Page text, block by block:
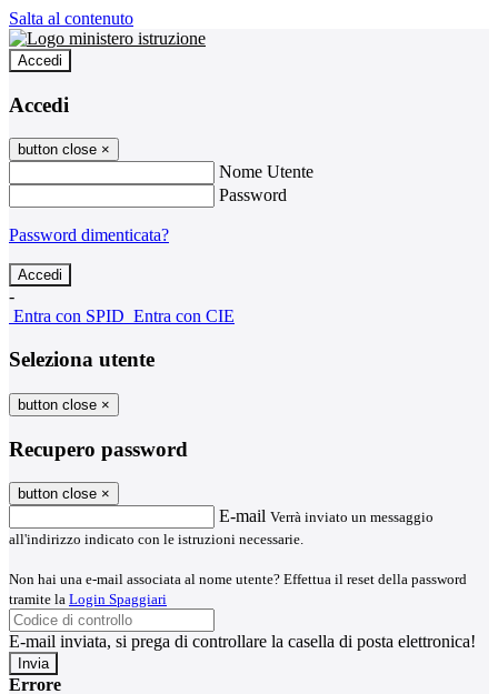
Salta al contenuto
Accedi
Accedi
button close ×
Nome Utente
Password
Password dimenticata?
-
Entra con SPID Entra con CIE
Seleziona utente
button close ×
Recupero password
button close ×
E-mail Verrà inviato un messaggio
all'indirizzo indicato con le istruzioni necessarie.
Non hai una e-mail associata al nome utente? Effettua il reset della password
tramite la Login Spaggiari
E-mail inviata, si prega di controllare la casella di posta elettronica!
Errore